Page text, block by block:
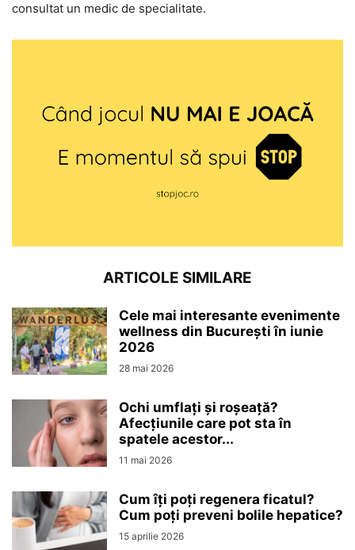
consultat un medic de specialitate.
ARTICOLE SIMILARE
Cele mai interesante evenimente
wellness din București în iunie
2026
28 mai 2026
Ochi umflați și roșeață?
Afecțiunile care pot sta în
spatele acestor...
11 mai 2026
Cum îți poți regenera ficatul?
Cum poți preveni bolile hepatice?
15 aprilie 2026